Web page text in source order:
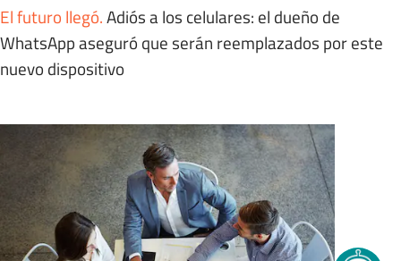
El futuro llegó.Adiós a los celulares: el dueño de
WhatsApp aseguró que serán reemplazados por este
nuevo dispositivo